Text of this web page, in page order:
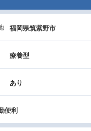
福岡県筑紫野市
療養型
あり
便利